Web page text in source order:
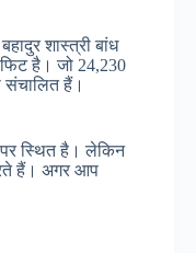
शास्त्री बांध
है। जो 24,230
संचालित हैं।
पर स्थित है। लेकिन
हैं। अगर आप